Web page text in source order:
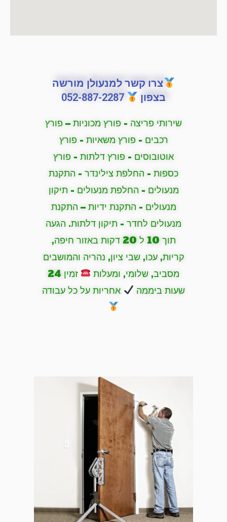
צרו קשר למנעולן מורשה
בצפון
052-887-2287
שירותי פריצה - פורץ מכוניות – פורץ
רכבים - פורץ משאיות - פורץ
אוטובוסים - פורץ דלתות - פורץ
כספות - החלפת צילינדר - התקנת
מנעולים - החלפת מנעולים - תיקון
מנעולים - התקנת ידיות – התקנת
מנעולים לחדר - תיקון דלתות. הגעה
תוך 10 ל 20 דקות באזור חיפה,
קריות, עכו, שבי ציון, נהריה והמושבים
מסביב, שלומי, ומעלות
זמין 24
שעות ביממה
אחריות על כל עבודה